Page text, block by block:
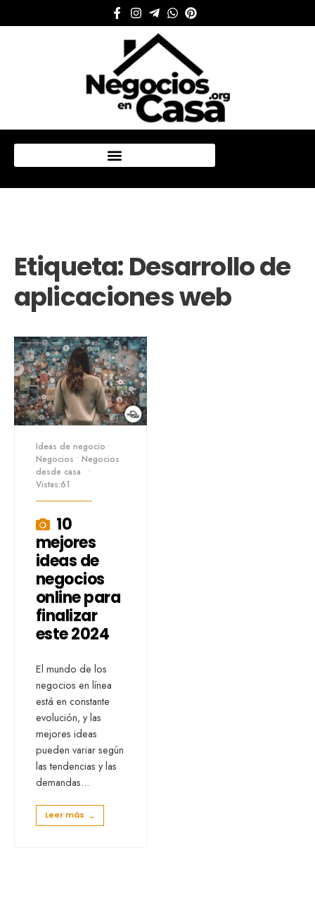
Etiqueta:Desarrollo de
aplicaciones web
Ideas de negocio •
Negocios • Negocios
desde casa
•
Vistas:61
10
mejores
ideas de
negocios
online para
finalizar
este 2024
El mundo de los
negocios en línea
está en constante
evolución, y las
mejores ideas
pueden variar según
las tendencias y las
demandas...
Leer más →